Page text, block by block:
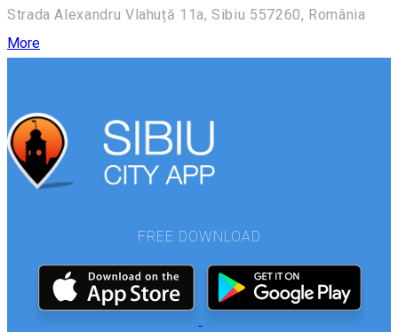
Strada Alexandru Vlahuță 11a, Sibiu 557260, România
More
FREE DOWNLOAD